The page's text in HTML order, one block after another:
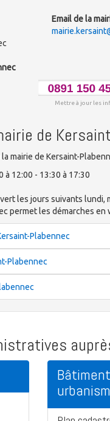
Email de la
Mettre à jour les
de
mairie de Kersaint-
à 12:00 - 13:30 à 17:30
les jours suivants lundi,
permet les démarches en
Plabennec
Plabennec